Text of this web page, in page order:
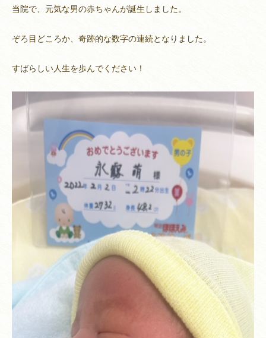
当院で、元気な男の赤ちゃんが誕生しました。
ぞろ目どころか、奇跡的な数字の連続となりました。
すばらしい人生を歩んでください！